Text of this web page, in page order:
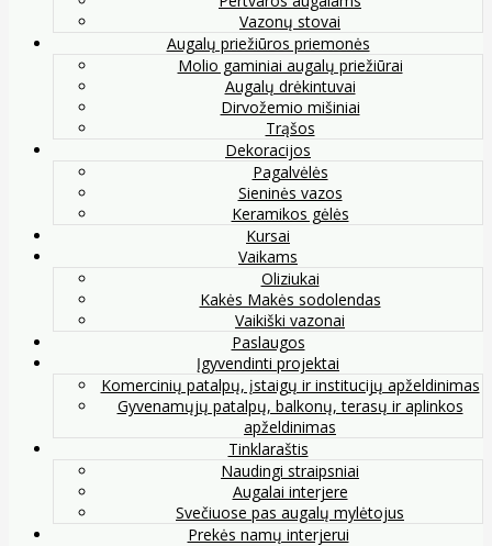
Vazonų stovai
Augalų priežiūros priemonės
Molio gaminiai augalų priežiūrai
Augalų drėkintuvai
Dirvožemio mišiniai
Trąšos
Dekoracijos
Pagalvėlės
Sieninės vazos
Keramikos gėlės
Kursai
Vaikams
Oliziukai
Kakės Makės sodolendas
Vaikiški vazonai
Paslaugos
Įgyvendinti projektai
Komercinių patalpų, įstaigų ir institucijų apželdinimas
Gyvenamųjų patalpų, balkonų, terasų ir aplinkos
apželdinimas
Tinklaraštis
Naudingi straipsniai
Augalai interjere
Svečiuose pas augalų mylėtojus
Prekės namų interjerui